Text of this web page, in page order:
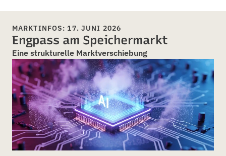
MARKTINFOS: 17. JUNI 2026
Engpass am Speichermarkt
Eine strukturelle Marktverschiebung